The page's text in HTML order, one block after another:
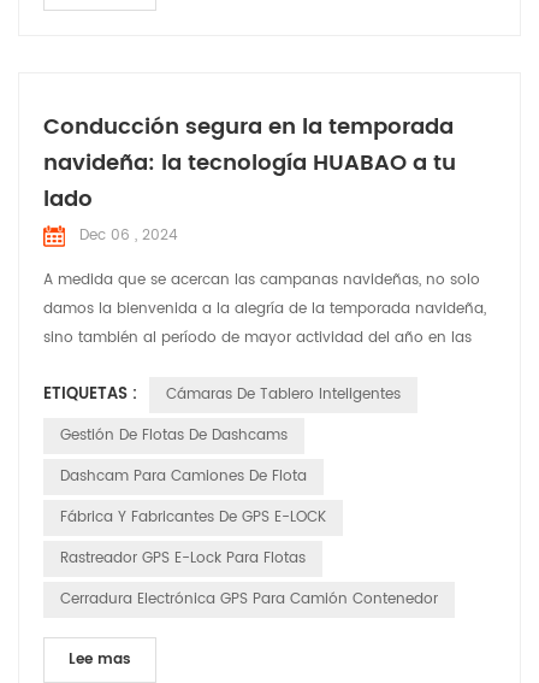
Conducción segura en la temporada
navideña: la tecnología HUABAO a tu
lado
Dec 06 , 2024
A medida que se acercan las campanas navideñas, no solo
damos la bienvenida a la alegría de la temporada navideña,
sino también al período de mayor actividad del año en las
HUABAO Technology, un fabricante líder de grabadoras de
conducción y productos GPS elock, se compromete a
ETIQUETAS :
Cámaras De Tablero Inteligentes
Gestión De Flotas De Dashcams
Dashcam Para Camiones De Flota
Fábrica Y Fabricantes De GPS E-LOCK
Rastreador GPS E-Lock Para Flotas
Cerradura Electrónica GPS Para Camión Contenedor
Lee mas